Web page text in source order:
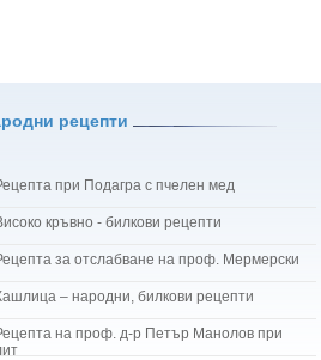
рецепти
при Подагра с пчелен мед
кръвно - билкови рецепти
за отслабване на проф. Мермерски
– народни, билкови рецепти
на проф. д-р Петър Манолов при